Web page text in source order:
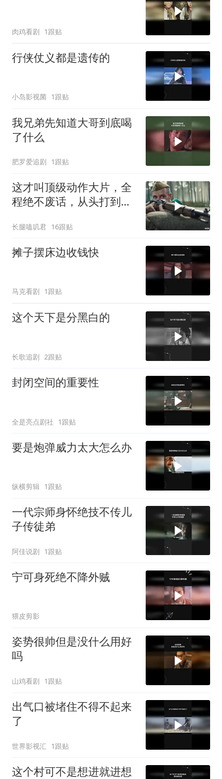
肉鸡看剧 1跟贴
行侠仗义都是遗传的
小岛影视菌 1跟贴
我兄弟先知道大哥到底喝
了什么
肥罗爱追剧 1跟贴
这才叫顶级动作大片，全
程绝不废话，从头打到
长腿嗑叽君 16跟贴
摊子摆床边收钱快
马克看剧 1跟贴
这个天下是分黑白的
长歌追剧 2跟贴
封闭空间的重要性
全是亮点剧社 1跟贴
要是炮弹威力太大怎么办
纵横剪辑 1跟贴
一代宗师身怀绝技不传儿
子传徒弟
阿佳说剧 1跟贴
宁可身死绝不降外贼
猥皮剪影
姿势很帅但是没什么用好
吗
山鸡看剧 1跟贴
出气口被堵住不得不起来
了
世界影视汇 1跟贴
这个村可不是想进就进想